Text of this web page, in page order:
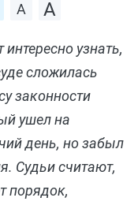
узнать,
сложилась
законности
ушел на
день, но забыл
Судьи считают,
порядок,